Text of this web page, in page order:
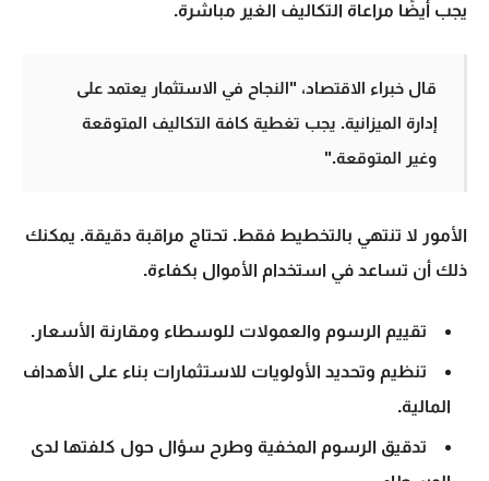
يجب أيضًا مراعاة التكاليف الغير مباشرة.
قال خبراء الاقتصاد، "النجاح في الاستثمار يعتمد على
إدارة الميزانية. يجب تغطية كافة التكاليف المتوقعة
وغير المتوقعة."
الأمور لا تنتهي بالتخطيط فقط. تحتاج مراقبة دقيقة. يمكنك
ذلك أن تساعد في استخدام الأموال بكفاءة.
تقييم الرسوم والعمولات للوسطاء ومقارنة الأسعار.
تنظيم وتحديد الأولويات للاستثمارات بناء على الأهداف
المالية.
تدقيق الرسوم المخفية وطرح سؤال حول كلفتها لدى